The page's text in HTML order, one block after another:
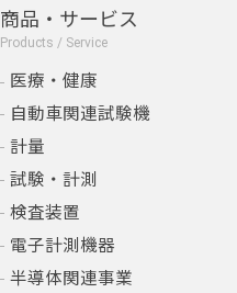
商品・サービス
Products / Service
医療・健康
自動車関連試験機
計量
試験・計測
検査装置
電子計測機器
半導体関連事業